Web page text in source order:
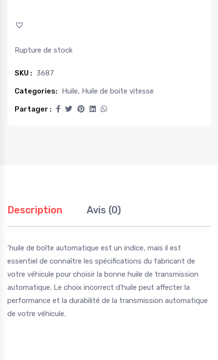
Rupture de stock
SKU : 3687
Categories: Huile, Huile de boite vitesse
Partager :
Description Avis (0)
‘huile de boîte automatique est un indice, mais il est
essentiel de connaître les spécifications du fabricant de
votre véhicule pour choisir la bonne huile de transmission
automatique. Le choix incorrect d’huile peut affecter la
performance et la durabilité de la transmission automatique
de votre véhicule.